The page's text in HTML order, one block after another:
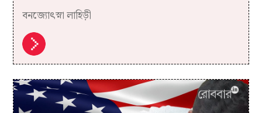
বনজ্যোৎস্না লাহিড়ী